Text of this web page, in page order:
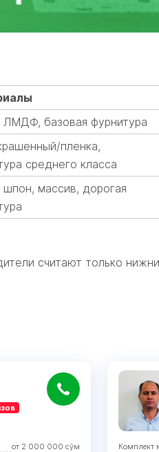
базовая фурнитура
пленка,
среднего класса
шпон, массив, дорогая
считают только
от 2 000 000 сўм Комплект